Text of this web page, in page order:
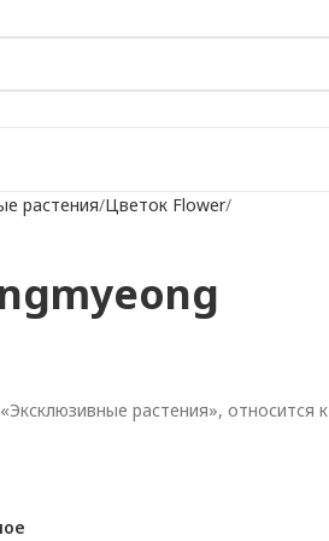
растения Цветок Flower
растения», относится к